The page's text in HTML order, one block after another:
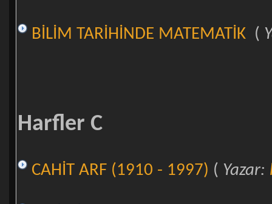
BİLİM TARİHİNDE MATEMATİK (
Harfler C
CAHİT ARF (1910 - 1997) ( Yazar: